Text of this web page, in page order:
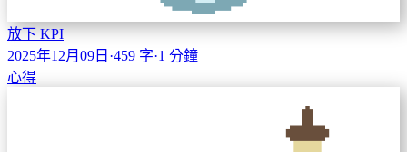
放下 KPI
2025年12月09日 ·459 字·1 分鐘
心得